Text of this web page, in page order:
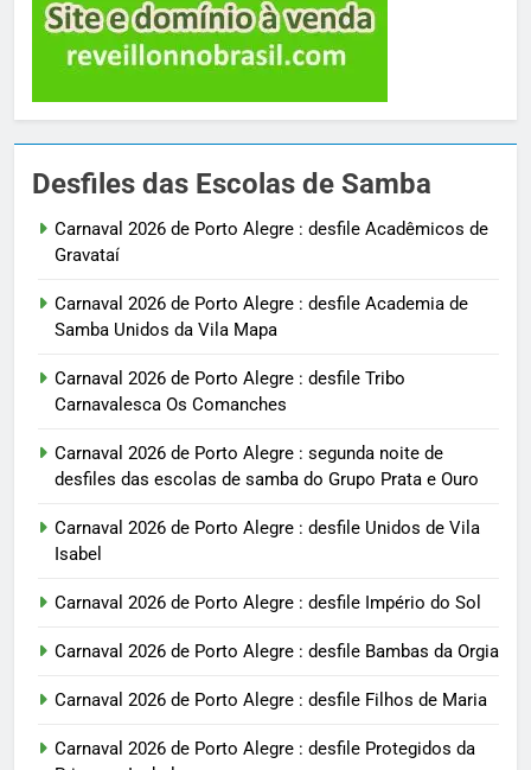
Desfiles das Escolas de Samba
Carnaval 2026 de Porto Alegre : desfile Acadêmicos de
Gravataí
Carnaval 2026 de Porto Alegre : desfile Academia de
Samba Unidos da Vila Mapa
Carnaval 2026 de Porto Alegre : desfile Tribo
Carnavalesca Os Comanches
Carnaval 2026 de Porto Alegre : segunda noite de
desfiles das escolas de samba do Grupo Prata e Ouro
Carnaval 2026 de Porto Alegre : desfile Unidos de Vila
Isabel
Carnaval 2026 de Porto Alegre : desfile Império do Sol
Carnaval 2026 de Porto Alegre : desfile Bambas da Orgia
Carnaval 2026 de Porto Alegre : desfile Filhos de Maria
Carnaval 2026 de Porto Alegre : desfile Protegidos da